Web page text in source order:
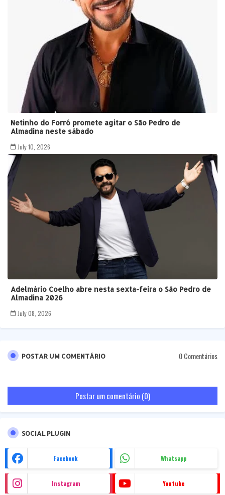
Netinho do Forró promete agitar o São Pedro de
Almadina neste sábado
July 10, 2026
Adelmário Coelho abre nesta sexta-feira o São Pedro de
Almadina 2026
July 08, 2026
POSTAR UM COMENTÁRIO 0 Comentários
Postar um comentário (0)
SOCIAL PLUGIN
Facebook Whatsapp
Instagram Youtube